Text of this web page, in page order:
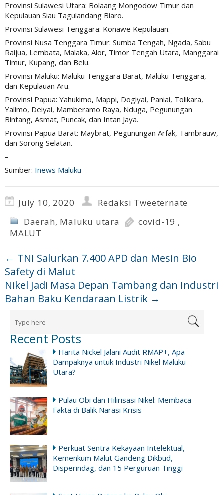
Provinsi Sulawesi Utara: Bolaang Mongodow Timur dan
Kepulauan Siau Tagulandang Biaro.
Provinsi Sulawesi Tenggara: Konawe Kepulauan.
Provinsi Nusa Tenggara Timur: Sumba Tengah, Ngada, Sabu
Raijua, Lembata, Malaka, Alor, Timor Tengah Utara, Manggarai
Timur, Kupang, dan Belu.
Provinsi Maluku: Maluku Tenggara Barat, Maluku Tenggara,
dan Kepulauan Aru.
Provinsi Papua: Yahukimo, Mappi, Dogiyai, Paniai, Tolikara,
Yalimo, Deiyai, Mamberamo Raya, Nduga, Pegunungan
Bintang, Asmat, Puncak, dan Intan Jaya.
Provinsi Papua Barat: Maybrat, Pegunungan Arfak, Tambrauw,
dan Sorong Selatan.
–
Sumber: Inews Maluku
July 10, 2020
Redaksi Tweeternate
Daerah, Maluku utara covid-19 ,
MALUT
← TNI Salurkan 7.400 APD dan Mesin Bio
Safety di Malut
Nikel Jadi Masa Depan Tambang dan Industri
Bahan Baku Kendaraan Listrik →
Recent Posts
Harita Nickel Jalani Audit RMAP+, Apa
Dampaknya untuk Industri Nikel Maluku
Utara?
Pulau Obi dan Hilirisasi Nikel: Membaca
Fakta di Balik Narasi Krisis
Perkuat Sentra Kekayaan Intelektual,
Kemenkum Malut Gandeng Dikbud,
Disperindag, dan 15 Perguruan Tinggi